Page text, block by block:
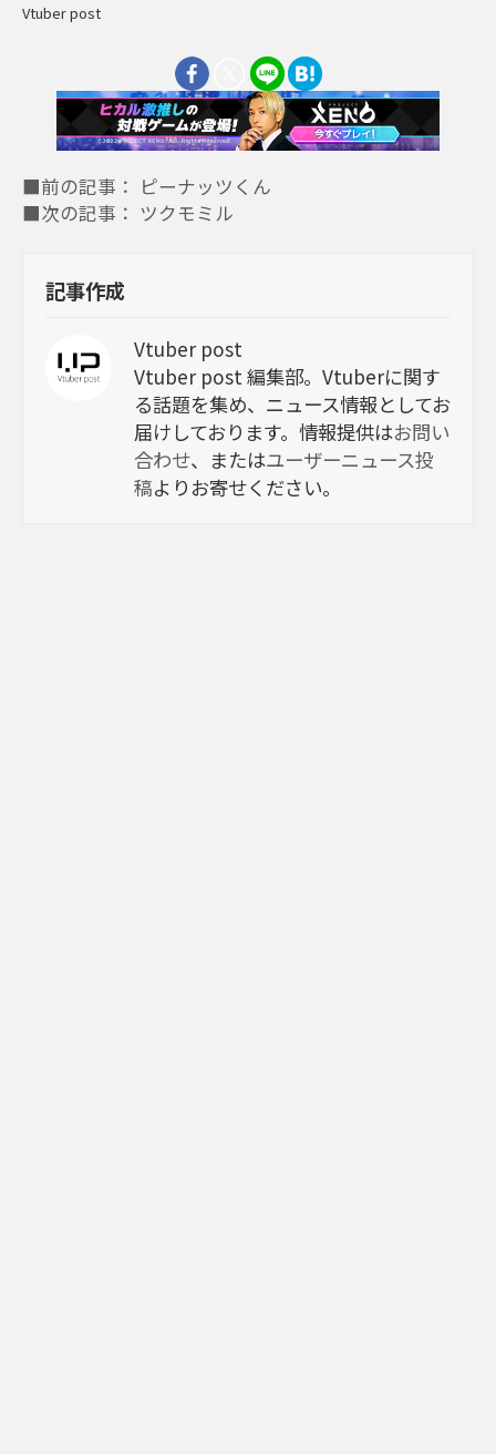
Vtuber post
■前の記事： ピーナッツくん
■次の記事： ツクモミル
記事作成
Vtuber post
Vtuber post 編集部。Vtuberに関す
る話題を集め、ニュース情報としてお
届けしております。情報提供はお問い
合わせ、またはユーザーニュース投
稿よりお寄せください。